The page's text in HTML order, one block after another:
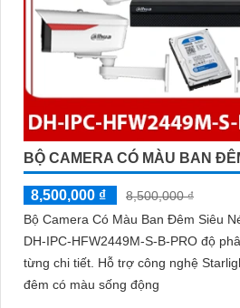
BỘ CAMERA CÓ MÀU BAN
8,500,000 ₫
8,500,000 ₫
Bộ Camera Có Màu Ban Đêm Siêu
DH-IPC-HFW2449M-S-B-PRO độ
từng chi tiết. Hỗ trợ công nghệ Starlight giúp quan sát ban
đêm có màu sống động